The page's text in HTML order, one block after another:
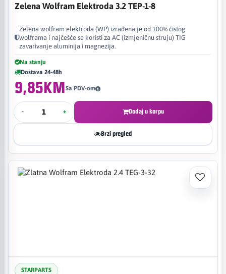
Zelena Wolfram Elektroda 3.2 TEP-1-8
Zelena wolfram elektroda (WP) izrađena je od 100% čistog
wolframa i najčešće se koristi za AC (izmjeničnu struju) TIG
zavarivanje aluminija i magnezija.
Na stanju
Dostava 24-48h
9,85KMSa PDV-om
- + Dodaj u korpu
Brzi pregled
STARPARTS